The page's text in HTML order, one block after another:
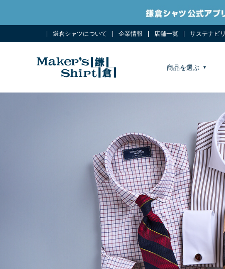
鎌倉シャツについて 企業情報 店舗一覧 サステナビ
商品を選ぶ